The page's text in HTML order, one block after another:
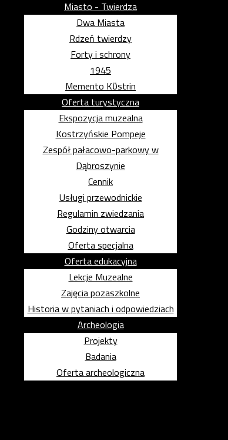
Miasto - Twierdza
Dwa Miasta
Rdzeń twierdzy
Forty i schrony
1945
Memento Kϋstrin
Oferta turystyczna
Ekspozycja muzealna
Kostrzyńskie Pompeje
Zespół pałacowo-parkowy w
Dąbroszynie
Cennik
Usługi przewodnickie
Regulamin zwiedzania
Godziny otwarcia
Oferta specjalna
Oferta edukacyjna
Lekcje Muzealne
Zajęcia pozaszkolne
Historia w pytaniach i odpowiedziach
Archeologia
Projekty
Badania
Oferta archeologiczna